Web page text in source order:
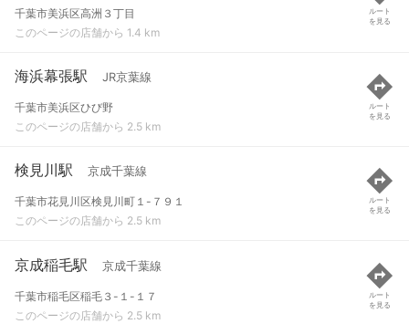
千葉市美浜区高洲３丁目
このページの店舗から 1.4 km
ルート
を見る
海浜幕張駅 JR京葉線
千葉市美浜区ひび野
このページの店舗から 2.5 km
ルート
を見る
検見川駅 京成千葉線
千葉市花見川区検見川町１-７９１
このページの店舗から 2.5 km
ルート
を見る
京成稲毛駅 京成千葉線
千葉市稲毛区稲毛３-１-１７
このページの店舗から 2.5 km
ルート
を見る